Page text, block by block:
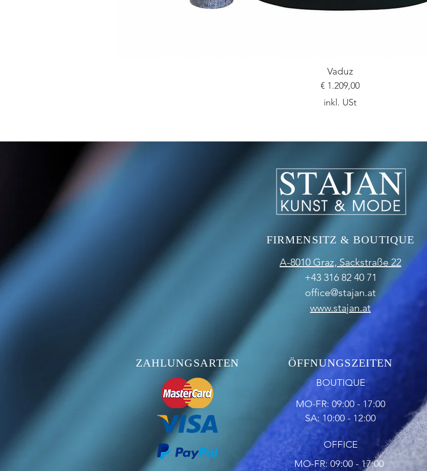
Vaduz
Preis
€ 1.209,00
inkl. USt
FIRMENSITZ & BOUTIQUE
A-8010 Graz, Sackstraße 22
+43 316 82 40 71
office@stajan.at
www.stajan.at
ZAHLUNGSARTEN ÖFFNUNGSZEITEN
BOUTIQUE
MO-FR: 09:00 - 17:00
SA: 10:00 - 12:00
OFFICE
MO-FR: 09:00 - 17:00